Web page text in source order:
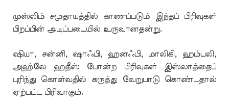
முஸ்லிம் சமுதாயத்தில் காணப்படும் இந்தப் பிரிவுகள்
பிறப்பின் அடிப்படையில் உருவானதன்று.
ஷியா, சன்னி, ஷாஃபி, ஹனஃபி, மாலிகி, ஹம்பலி,
அஹ்லே ஹதீஸ் போன்ற பிரிவுகள் இஸ்லாத்தைப்
புரிந்து கொள்வதில் கருத்து வேறுபாடு கொண்டதால்
ஏற்பட்ட பிரிவாகும்.